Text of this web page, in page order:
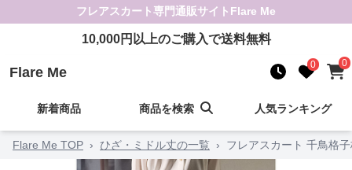
フレアスカート専門通販サイト Flare Me
10,000円以上のご購入で送料無料
Flare Me 0 0
新着商品 商品を検索 人気ランキング
Flare Me TOP › ひざ・ミドル丈の一覧 › フレアスカート 千鳥格